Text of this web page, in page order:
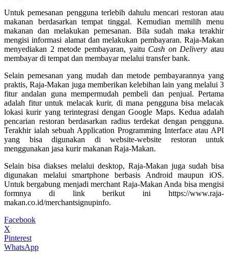
Untuk pemesanan pengguna terlebih dahulu mencari restoran atau
makanan berdasarkan tempat tinggal. Kemudian memilih menu
makanan dan melakukan pemesanan. Bila sudah maka terakhir
mengisi informasi alamat dan melakukan pembayaran. Raja-Makan
menyediakan 2 metode pembayaran, yaitu Cash on Delivery atau
membayar di tempat dan membayar melalui transfer bank.
Selain pemesanan yang mudah dan metode pembayarannya yang
praktis, Raja-Makan juga memberikan kelebihan lain yang melalui 3
fitur andalan guna mempermudah pembeli dan penjual. Pertama
adalah fitur untuk melacak kurir, di mana pengguna bisa melacak
lokasi kurir yang terintegrasi dengan Google Maps. Kedua adalah
pencarian restoran berdasarkan radius terdekat dengan pengguna.
Terakhir ialah sebuah Application Programming Interface atau API
yang bisa digunakan di website-website restoran untuk
menggunakan jasa kurir makanan Raja-Makan.
Selain bisa diakses melalui desktop, Raja-Makan juga sudah bisa
digunakan melalui smartphone berbasis Android maupun iOS.
Untuk bergabung menjadi merchant Raja-Makan Anda bisa mengisi
formnya di link berikut ini https://www.raja-
makan.co.id/merchantsignupinfo.
Facebook
X
Pinterest
WhatsApp